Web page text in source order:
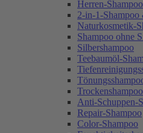
Herren-Shampoo
2-in-1-
Naturkosmetik-
Shampoo ohne
Silbershampoo
Teebaumöl-
Trockenshampoo
Anti-Schuppen-
Repair-Shampoo
Color-Shampoo